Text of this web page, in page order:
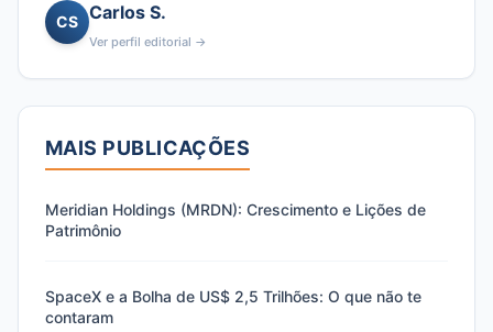
CS Carlos S.
Ver perfil editorial →
MAIS PUBLICAÇÕES
Meridian Holdings (MRDN): Crescimento e Lições de
Patrimônio
SpaceX e a Bolha de US$ 2,5 Trilhões: O que não te
contaram